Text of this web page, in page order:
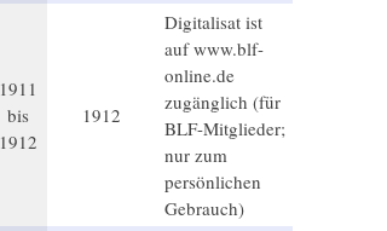
1911
bis
1912
1912
Digitalisat ist
auf www.blf-
online.de
zugänglich (für
BLF-Mitglieder;
nur zum
persönlichen
Gebrauch)